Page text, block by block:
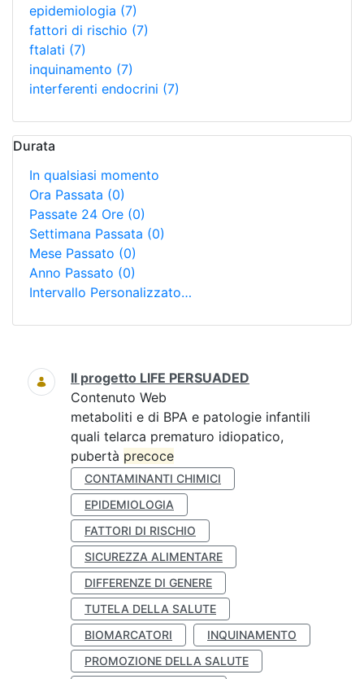
epidemiologia (7)
fattori di rischio (7)
ftalati (7)
inquinamento (7)
interferenti endocrini (7)
Durata
In qualsiasi momento
Ora Passata (0)
Passate 24 Ore (0)
Settimana Passata (0)
Mese Passato (0)
Anno Passato (0)
Intervallo Personalizzato…
Ricerca
Il progetto LIFE PERSUADED
Contenuto Web
metaboliti e di BPA e patologie infantili
quali telarca prematuro idiopatico,
pubertà precoce
CONTAMINANTI CHIMICI
EPIDEMIOLOGIA
FATTORI DI RISCHIO
SICUREZZA ALIMENTARE
DIFFERENZE DI GENERE
TUTELA DELLA SALUTE
BIOMARCATORI
INQUINAMENTO
PROMOZIONE DELLA SALUTE